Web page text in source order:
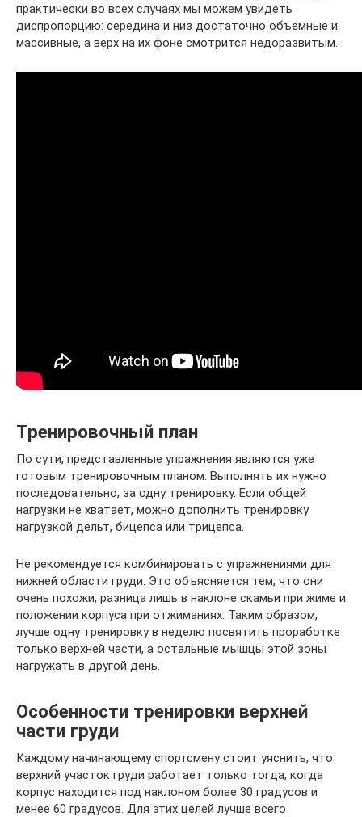
практически во всех случаях мы можем увидеть
диспропорцию: середина и низ достаточно объемные и
массивные, а верх на их фоне смотрится недоразвитым.
Тренировочный план
По сути, представленные упражнения являются уже
готовым тренировочным планом. Выполнять их нужно
последовательно, за одну тренировку. Если общей
нагрузки не хватает, можно дополнить тренировку
нагрузкой дельт, бицепса или трицепса.
Не рекомендуется комбинировать с упражнениями для
нижней области груди. Это объясняется тем, что они
очень похожи, разница лишь в наклоне скамьи при жиме и
положении корпуса при отжиманиях. Таким образом,
лучше одну тренировку в неделю посвятить проработке
только верхней части, а остальные мышцы этой зоны
нагружать в другой день.
Особенности тренировки верхней
части груди
Каждому начинающему спортсмену стоит уяснить, что
верхний участок груди работает только тогда, когда
корпус находится под наклоном более 30 градусов и
менее 60 градусов. Для этих целей лучше всего